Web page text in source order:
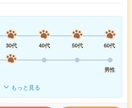
30代 40代 50代
60代
男性
もっと見る